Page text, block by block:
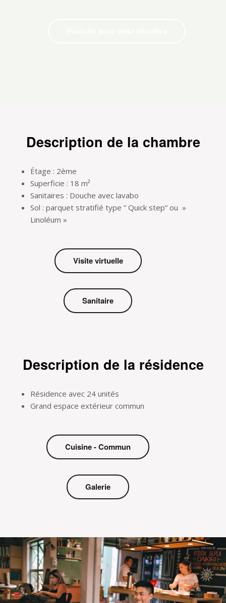
Description de la chambre
Étage : 2ème
Superficie : 18 m²
Sanitaires : Douche avec lavabo
Sol : parquet stratifié type ” Quick step” ou »
Linoléum »
Visite virtuelle
Sanitaire
Description de la résidence
Résidence avec 24 unités
Grand espace extérieur commun
Cuisine - Commun
Galerie